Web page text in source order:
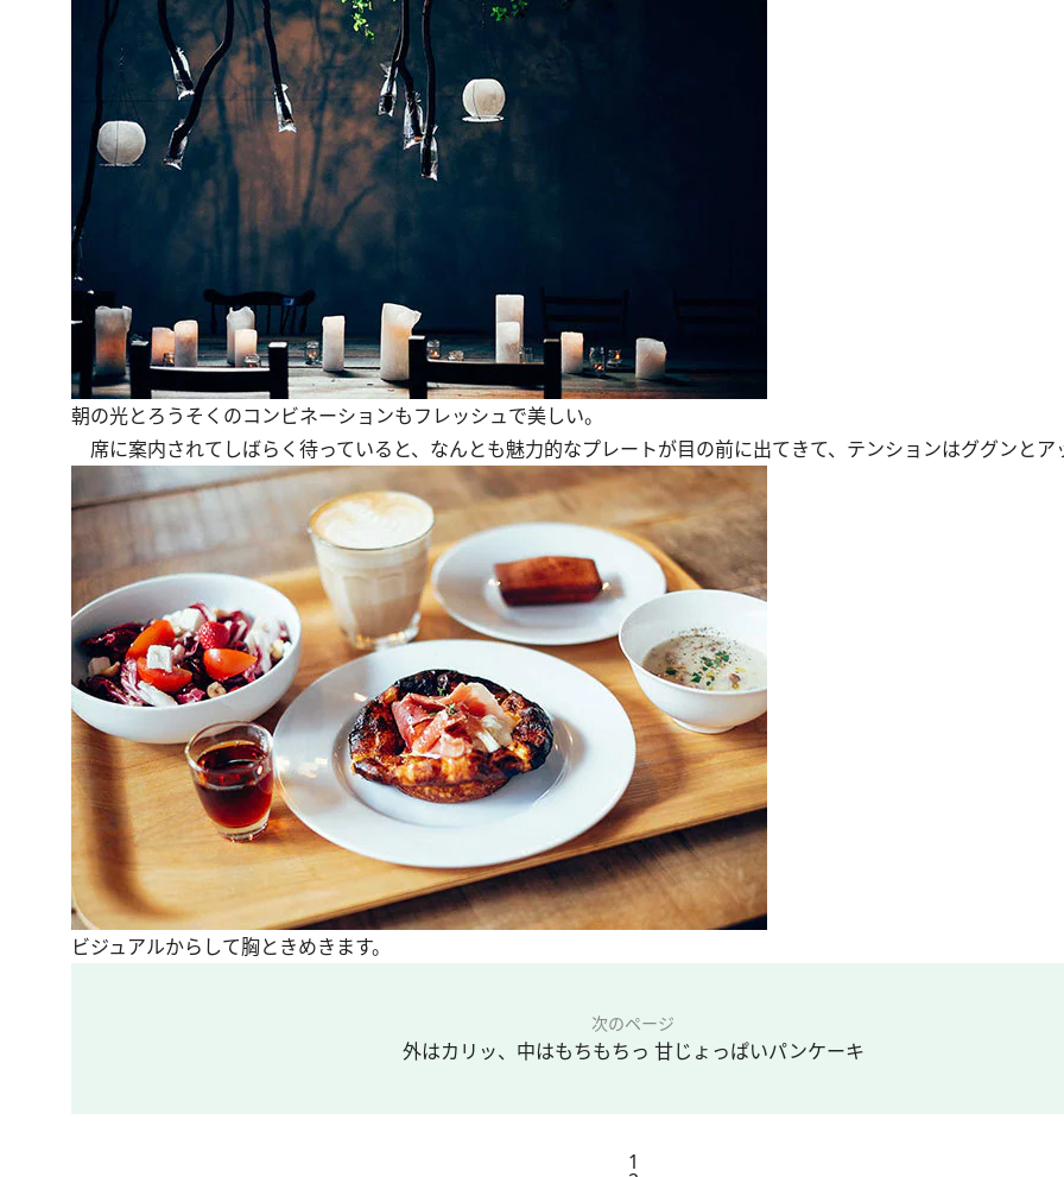
朝の光とろうそくのコンビネーションもフレッシュで美しい。
席に案内されてしばらく待っていると、なんとも魅力的なプレートが目の前に出てきて、テンションはググンとア
ビジュアルからして胸ときめきます。
次のページ
外はカリッ、中はもちもちっ 甘じょっぱいパンケーキ
1